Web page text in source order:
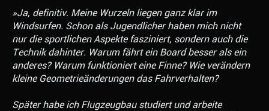
»Ja, definitiv. Meine Wurzeln liegen ganz klar im
Windsurfen. Schon als Jugendlicher haben mich nicht
nur die sportlichen Aspekte fasziniert, sondern auch die
Technik dahinter. Warum fährt ein Board besser als ein
anderes? Warum funktioniert eine Finne? Wie verändern
kleine Geometrieänderungen das Fahrverhalten?
Später habe ich Flugzeugbau studiert und arbeite